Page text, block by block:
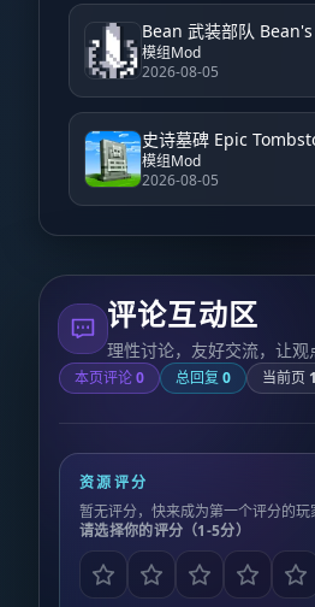
Bean 武装部队
模组Mod
2026-08-05
史诗墓碑 Epic
模组Mod
2026-08-05
评论互动区
理性讨论，友好交流，让观
本页评论0 总回复 0 当前页 1
资源评分
暂无评分，快来成为第一个评分的玩
请选择你的评分（1-5分）